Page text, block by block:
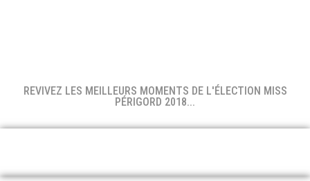
REVIVEZ LES MEILLEURS MOMENTS DE L'ÉLECTION MISS
PÉRIGORD 2018...